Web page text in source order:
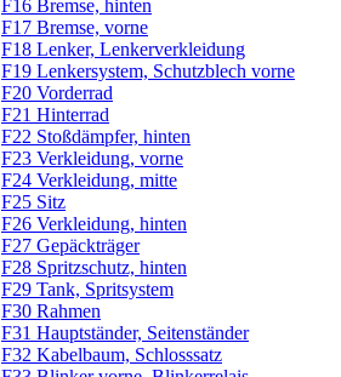
F16 Bremse, hinten
F17 Bremse, vorne
F18 Lenker, Lenkerverkleidung
F19 Lenkersystem, Schutzblech vorne
F20 Vorderrad
F21 Hinterrad
F22 Stoßdämpfer, hinten
F23 Verkleidung, vorne
F24 Verkleidung, mitte
F25 Sitz
F26 Verkleidung, hinten
F27 Gepäckträger
F28 Spritzschutz, hinten
F29 Tank, Spritsystem
F30 Rahmen
F31 Hauptständer, Seitenständer
F32 Kabelbaum, Schlosssatz